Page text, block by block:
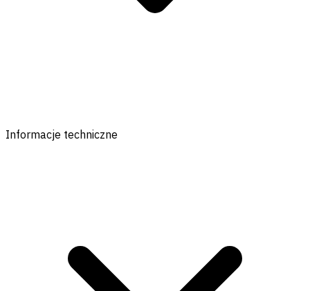
Informacje techniczne